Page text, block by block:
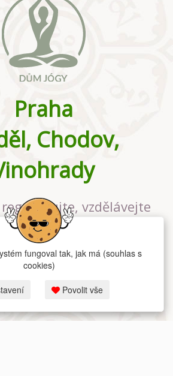
Praha
Chodov,
vzdělávejte
jógovém studiu v
Praze
fungoval tak, jak má (souhlas s
cookies)
Povolit vše